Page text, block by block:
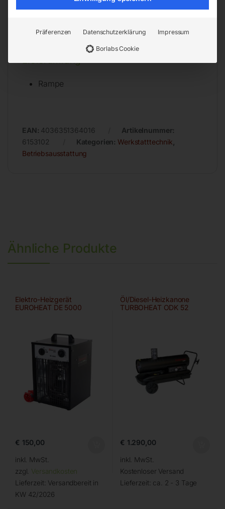
Anschlussspannung 400 V
Leistung Antriebsmotor 0,75 kW
Lieferumfang
Rampe
EAN: 4036351364016
Artikelnummer:
6153102
Kategorien: Werkstatttechnik
Betriebsausstattung
Ähnliche Produkte
Elektro-Heizgerät
EUROHEAT DE 5000
€ 150,00
inkl. MwSt.
zzgl. Versandkosten
Lieferzeit: Versandbereit in
KW 42/2026
Öl/Diesel-Heizkanone
TURBOHEAT ODK 52
€ 1.290,00
inkl. MwSt.
Kostenloser Versand
Lieferzeit: ca. 2 - 3 Tage
Präferenzen Datenschutzerklärung Impressum
Borlabs Cookie